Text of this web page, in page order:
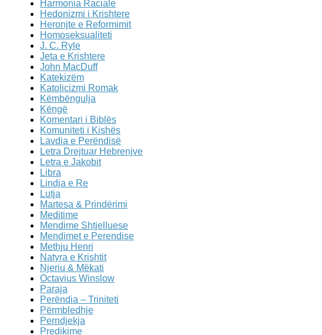
Harmonia Raciale
Hedonizmi i Krishtere
Heronjte e Reformimit
Homoseksualiteti
J. C. Ryle
Jeta e Krishtere
John MacDuff
Katekizëm
Katolicizmi Romak
Këmbëngulja
Këngë
Komentari i Biblës
Komuniteti i Kishës
Lavdia e Perëndisë
Letra Drejtuar Hebrenjve
Letra e Jakobit
Libra
Lindja e Re
Lutja
Martesa & Prindërimi
Meditime
Mendime Shtjelluese
Mendimet e Perendise
Methju Henri
Natyra e Krishtit
Njeriu & Mëkati
Octavius Winslow
Paraja
Perëndia – Triniteti
Përmbledhje
Perndjekja
Predikime